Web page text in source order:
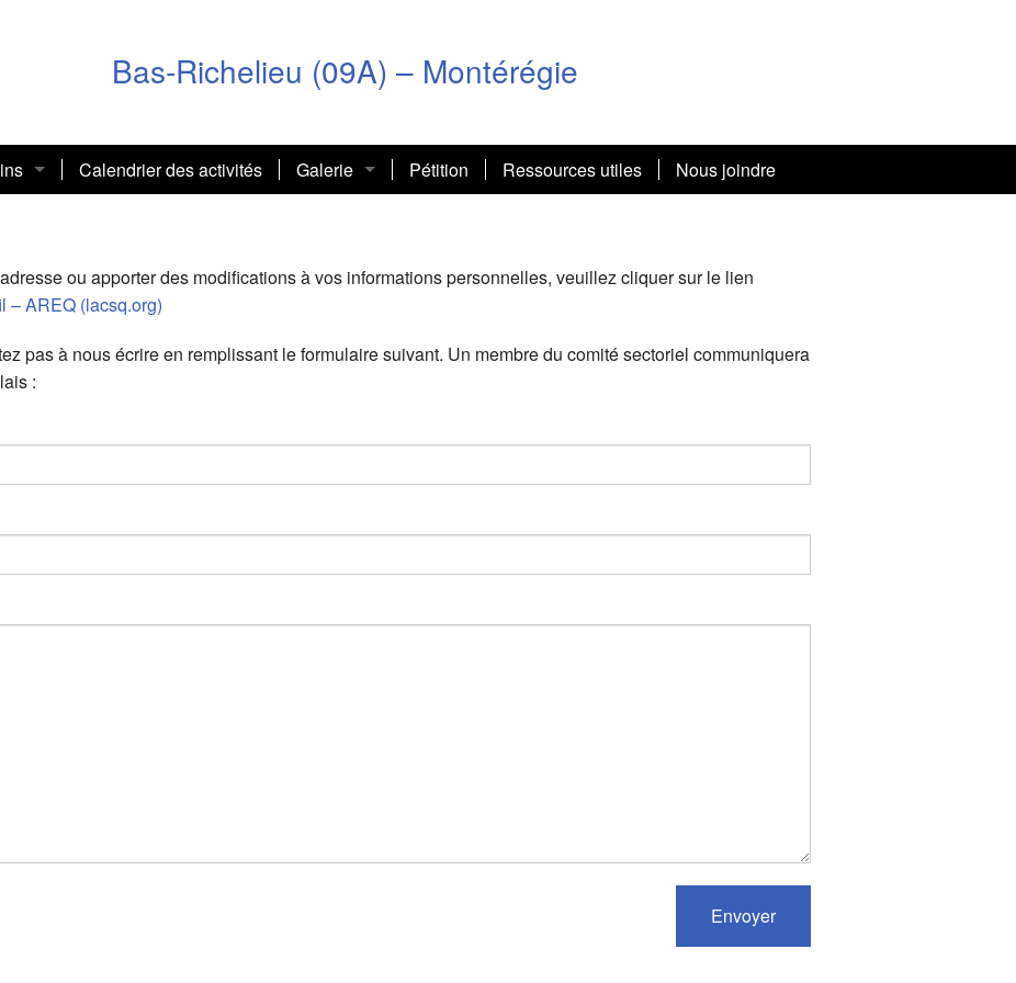
Bas-Richelieu (09A) – Montérégie
antérieuresArchives
nationales
Inscription à l’infolettre nationale
Magazine Quoi de neuf
CSQ Le Magazine
Calendrier des activités
Galerie
Album 2024-2025
Album 2022-2023
Pétition Ressources utiles Nous joindre
ou apporter des modifications à vos informations personnelles, veuillez cliquer sur le lien
– AREQ (lacsq.org)
pas à nous écrire en remplissant le formulaire suivant. Un membre du comité sectoriel communiquera
: